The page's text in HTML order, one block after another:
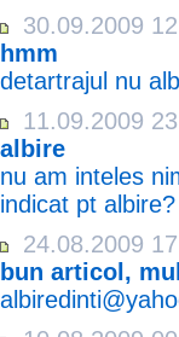
30.09.2009
hmm
detartrajul nu
11.09.2009
albire
nu am inteles
indicat pt albire?
24.08.2009
bun articol,